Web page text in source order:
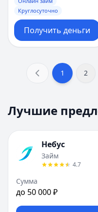
Круглосуточно
Получить деньги
1 2
Лучшие
Небус
Займ
4.7
Сумма
до 50 000 ₽